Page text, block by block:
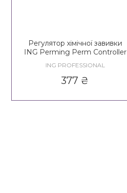
Регулятор хімічної завивки
ING Perming Perm Controller
ING PROFESSIONAL
377 ₴